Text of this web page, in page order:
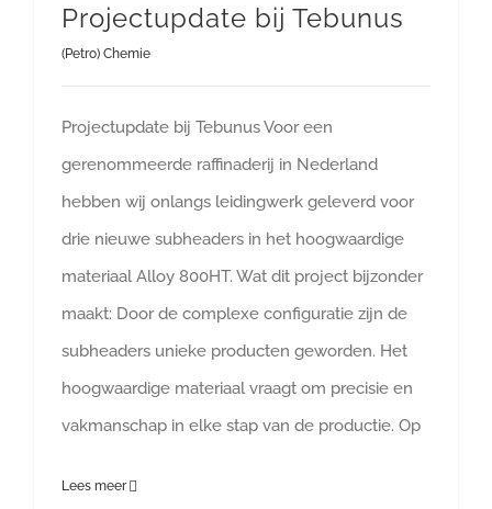
Projectupdate bij Tebunus
(Petro) Chemie
Projectupdate bij Tebunus Voor een
gerenommeerde raffinaderij in Nederland
hebben wij onlangs leidingwerk geleverd voor
drie nieuwe subheaders in het hoogwaardige
materiaal Alloy 800HT. Wat dit project bijzonder
maakt: Door de complexe configuratie zijn de
subheaders unieke producten geworden. Het
hoogwaardige materiaal vraagt om precisie en
vakmanschap in elke stap van de productie. Op
Lees meer